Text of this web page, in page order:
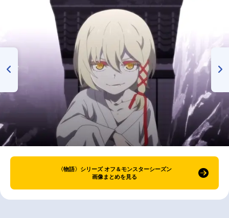
〈物語〉シリーズ オフ＆モンスターシーズン
画像まとめを見る